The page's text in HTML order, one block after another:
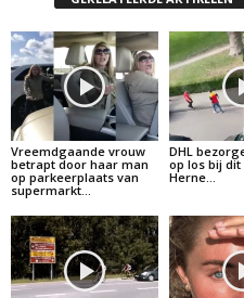
Vreemdgaande vrouw
betrapt door haar man
op parkeerplaats van
supermarkt…
DHL
op los bij dit
Herne…